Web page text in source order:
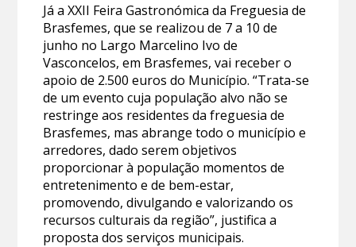
Já a XXII Feira Gastronómica da Freguesia de
Brasfemes, que se realizou de 7 a 10 de
junho no Largo Marcelino Ivo de
Vasconcelos, em Brasfemes, vai receber o
apoio de 2.500 euros do Município. “Trata-se
de um evento cuja população alvo não se
restringe aos residentes da freguesia de
Brasfemes, mas abrange todo o município e
arredores, dado serem objetivos
proporcionar à população momentos de
entretenimento e de bem-estar,
promovendo, divulgando e valorizando os
recursos culturais da região”, justifica a
proposta dos serviços municipais.